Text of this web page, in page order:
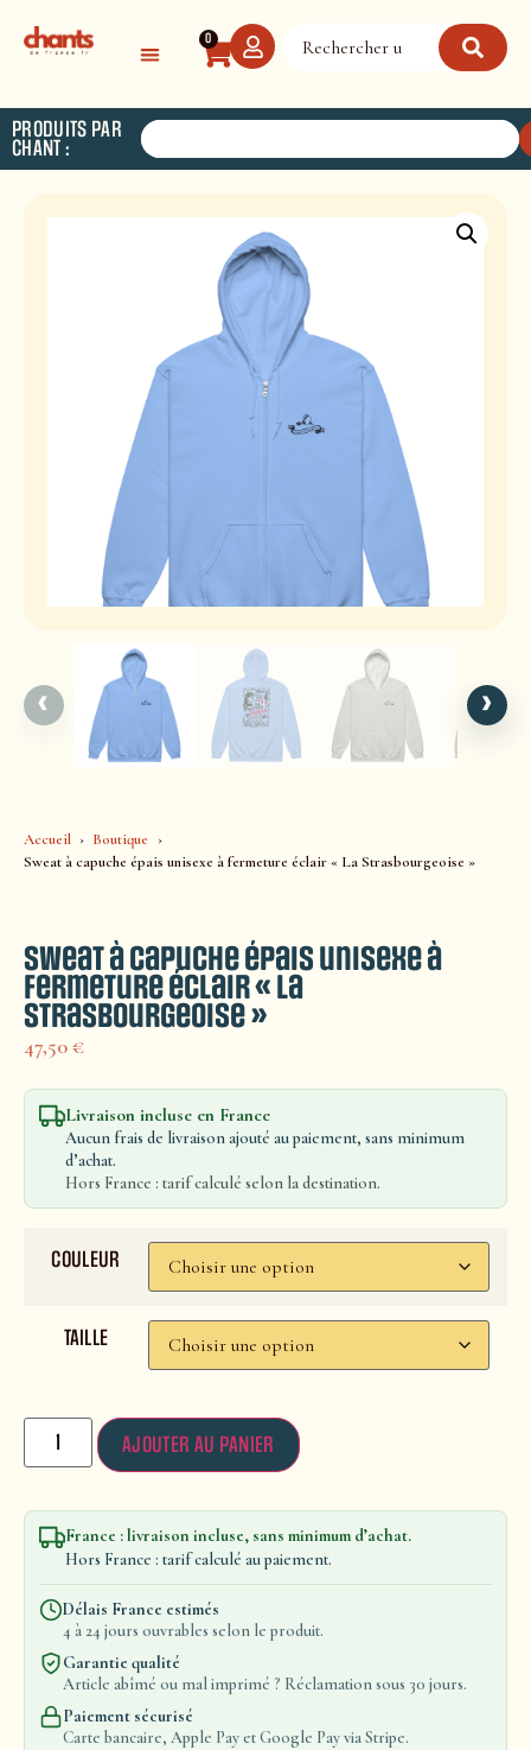
0
PRODUITS PAR
CHANT :
Accueil
Boutique
Sweat à capuche épais unisexe à fermeture éclair « La Strasbourgeoise »
Sweat à capuche épais unisexe à
fermeture éclair « La
Strasbourgeoise »
47,50€
Livraison incluse en France
Aucun frais de livraison ajouté au paiement, sans minimum
d’achat.
Hors France : tarif calculé selon la destination.
COULEUR
TAILLE
AJOUTER AU PANIER
France : livraison incluse, sans minimum d’achat.
Hors France : tarif calculé au paiement.
Délais France estimés
4 à 24 jours ouvrables selon le produit.
Garantie qualité
Article abîmé ou mal imprimé ? Réclamation sous 30 jours.
Paiement sécurisé
Carte bancaire, Apple Pay et Google Pay via Stripe.
‹ ›